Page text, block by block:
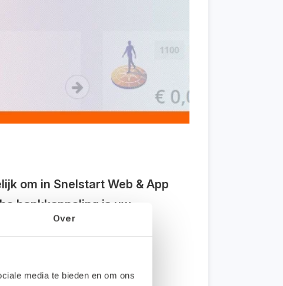
Over
media te bieden en om ons
om in Snelstart Web & App
bankkoppeling is uw
een automatische
date heeft.